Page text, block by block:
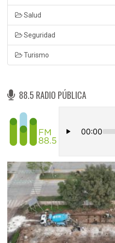
Salud
Seguridad
Turismo
88.5 RADIO PÚBLICA